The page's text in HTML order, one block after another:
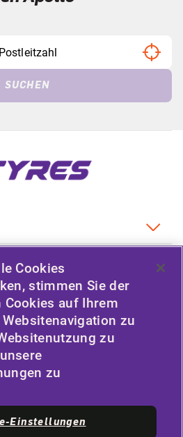
SUCHEN
Twitter
Instagram
Cookies
stimmen Sie der
Cookies auf Ihrem
zu
zu
zu
Einstellungen